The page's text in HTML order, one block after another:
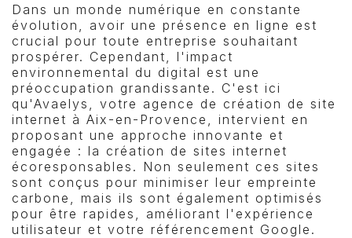
Dans un monde numérique en constante
évolution, avoir une présence en ligne est
crucial pour toute entreprise souhaitant
prospérer. Cependant, l'impact
environnemental du digital est une
préoccupation grandissante. C'est ici
qu'Avaelys, votre agence de création de site
internet à Aix-en-Provence, intervient en
proposant une approche innovante et
engagée : la création de sites internet
écoresponsables. Non seulement ces sites
sont conçus pour minimiser leur empreinte
carbone, mais ils sont également optimisés
pour être rapides, améliorant l'expérience
utilisateur et votre référencement Google.